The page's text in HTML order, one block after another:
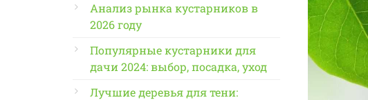
Анализ рынка кустарников в
2026 году
Популярные кустарники для
дачи 2024: выбор, посадка, уход
Лучшие деревья для тени: